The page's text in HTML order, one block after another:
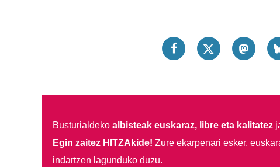
Busturialdeko albisteak euskaraz, libre eta kalitatez
Egin zaitez HITZAkide! Zure ekarpenari esker,
indartzen lagunduko duzu.